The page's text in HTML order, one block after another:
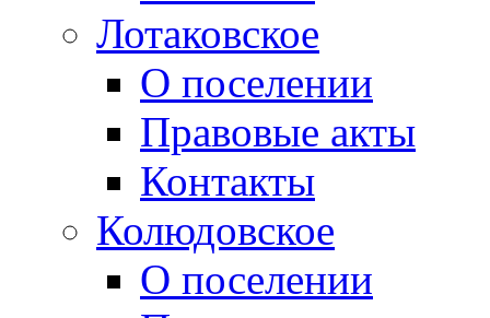
Лотаковское
О поселении
Правовые акты
Контакты
Колюдовское
О поселении